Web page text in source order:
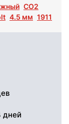
СО2
4.5 мм 1911
дней